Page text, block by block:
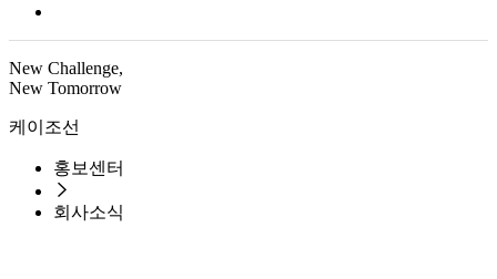
New Challenge,
New Tomorrow
케이조선
홍보센터
회사소식